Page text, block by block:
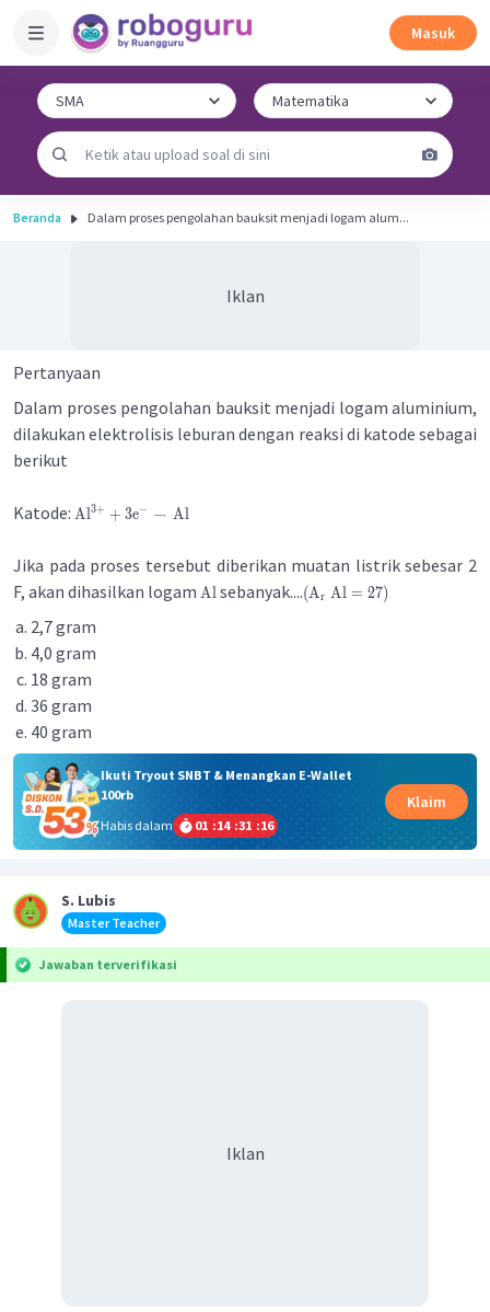
Masuk
Beranda Dalam proses pengolahan bauksit menjadi logam alum...
Iklan
Pertanyaan
Dalam proses pengolahan bauksit menjadi logam aluminium,
dilakukan elektrolisis leburan dengan reaksi di katode sebagai
berikut
Katode: Al3+ + 3e− → Al
Jika pada proses tersebut diberikan muatan listrik sebesar 2
F, akan dihasilkan logam Alsebanyak....(Ar Al = 27)
2,7 gram
4,0 gram
18 gram
36 gram
40 gram
Ikuti Tryout SNBT & Menangkan E-Wallet
100rb
Habis dalam
01 :14 :31 :16
Klaim
S. Lubis
Master Teacher
Jawaban terverifikasi
Iklan